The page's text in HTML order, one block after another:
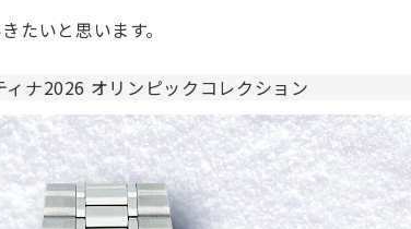
たいと思います。
ナ2026 オリンピックコレクション